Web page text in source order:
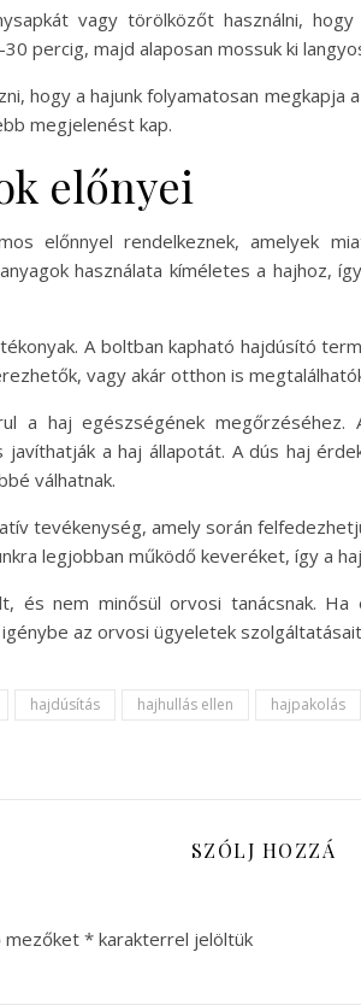
vagy törölközőt használni,
percig, majd alaposan mossuk ki
hogy a hajunk folyamatosan
megjelenést kap.
előnyei
előnnyel rendelkeznek, amelyek
használata kíméletes a hajhoz,
A boltban kapható hajdúsító
vagy akár otthon is
a haj egészségének
a haj állapotát. A dús haj
válhatnak.
tevékenység, amely során
legjobban működő keveréket, így a
és nem minősül orvosi tanácsnak.
az orvosi ügyeletek
hajdúsítás hajhullás ellen hajpakolás
SZÓLJ HOZZÁ
mezőket * karakterrel jelöltük